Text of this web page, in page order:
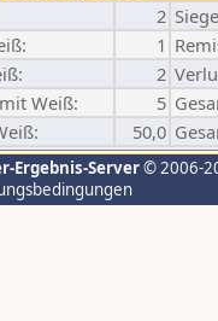
2
1
2
Weiß:
5
50,0
Ergebnis-Server© 2006-